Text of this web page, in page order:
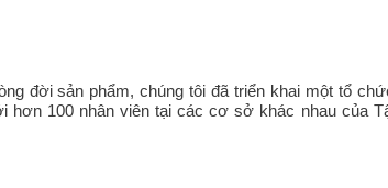
đời sản phẩm, chúng tôi đã triển khai một tổ
100 nhân viên tại các cơ sở khác nhau của